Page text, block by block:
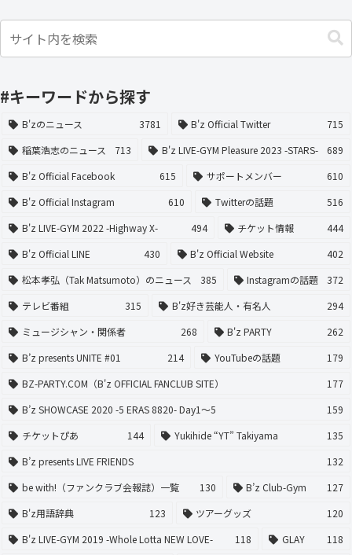
#キーワードから探す
B'zのニュース 3781 B'z Official Twitter
715
稲葉浩志のニュース
713 B'z LIVE-GYM Pleasure 2023 -STARS-
689
B'z Official Facebook
615 サポートメンバー
610
B'z Official Instagram
610 Twitterの話題
516
B'z LIVE-GYM 2022 -Highway X-
494 チケット情報
444
B'z Official LINE
430 B'z Official Website
402
松本孝弘（Tak Matsumoto）のニュース
385 Instagramの話題
372
テレビ番組
315 B'z好き芸能人・有名人
294
ミュージシャン・関係者
268 B'z PARTY
262
B’z presents UNITE #01
214 YouTubeの話題
179
BZ-PARTY.COM（B'z OFFICIAL FANCLUB SITE）
177
B’z SHOWCASE 2020 -5 ERAS 8820- Day1〜5
159
チケットぴあ
144 Yukihide “YT” Takiyama
135
B’z presents LIVE FRIENDS
132
be with!（ファンクラブ会報誌）一覧
130 B’z Club-Gym
127
B'z用語辞典
123 ツアーグッズ
120
B'z LIVE-GYM 2019 -Whole Lotta NEW LOVE-
118 GLAY
118